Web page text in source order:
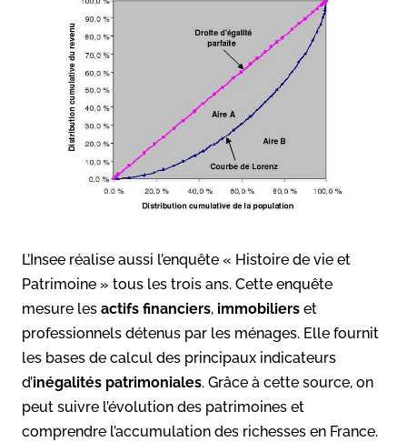
L’Insee réalise aussi l’enquête « Histoire de vie et
Patrimoine » tous les trois ans. Cette enquête
mesure les actifs financiers, immobiliers et
professionnels détenus par les ménages. Elle fournit
les bases de calcul des principaux indicateurs
d’inégalités patrimoniales. Grâce à cette source, on
peut suivre l’évolution des patrimoines et
comprendre l’accumulation des richesses en France.